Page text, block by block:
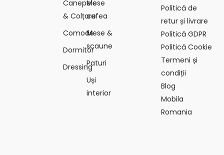
Canepele
& Colțare
Comode
Dormitor
Dressing
Mese
cafea
Mese &
scaune
Paturi
Uși
interior
Politică de
retur și livrare
Politică GDPR
Politică Cookie
Termeni și
condiții
Blog
Mobila
Romania